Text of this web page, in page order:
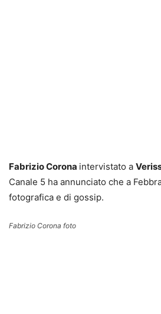
Fabrizio Corona intervistato a
Canale 5 ha annunciato che a
fotografica e di gossip.
Fabrizio Corona foto